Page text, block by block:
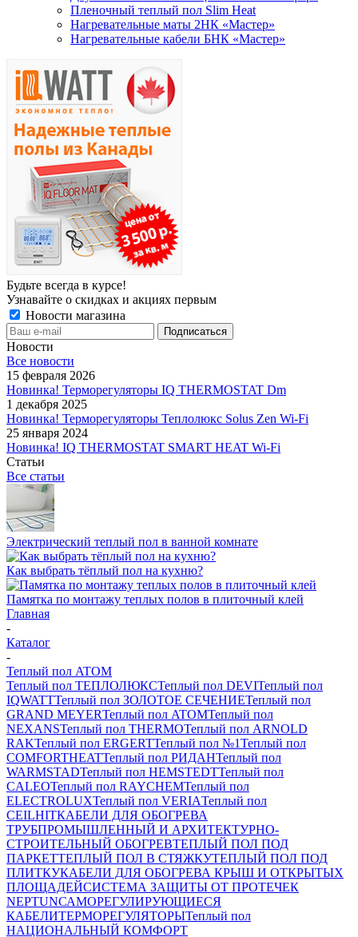
Пленочный теплый пол Slim Heat
Нагревательные маты 2НК «Мастер»
Нагревательные кабели БНК «Мастер»
Будьте всегда в курсе!
Узнавайте о скидках и акциях первым
Новости магазина
Новости
Все новости
15 февраля 2026
Новинка! Терморегуляторы IQ THERMOSTAT Dm
1 декабря 2025
Новинка! Терморегуляторы Теплолюкс Solus Zen Wi-Fi
25 января 2024
Новинка! IQ THERMOSTAT SMART HEAT Wi-Fi
Статьи
Все статьи
Электрический теплый пол в ванной комнате
Как выбрать тёплый пол на кухню?
Памятка по монтажу теплых полов в плиточный клей
Главная
-
Каталог
-
Теплый пол ATOM
Теплый пол ТЕПЛОЛЮКСТеплый пол DEVIТеплый пол
IQWATTТеплый пол ЗОЛОТОЕ СЕЧЕНИЕТеплый пол
GRAND MEYERТеплый пол ATOMТеплый пол
NEXANSТеплый пол THERMOТеплый пол ARNOLD
RAKТеплый пол ERGERTТеплый пол №1Теплый пол
COMFORTHEATТеплый пол РИДАНТеплый пол
WARMSTADТеплый пол HEMSTEDTТеплый пол
CALEOТеплый пол RAYCHEMТеплый пол
ELECTROLUXТеплый пол VERIAТеплый пол
CEILHITКАБЕЛИ ДЛЯ ОБОГРЕВА
ТРУБПРОМЫШЛЕННЫЙ И АРХИТЕКТУРНО-
СТРОИТЕЛЬНЫЙ ОБОГРЕВТЕПЛЫЙ ПОЛ ПОД
ПАРКЕТТЕПЛЫЙ ПОЛ В СТЯЖКУТЕПЛЫЙ ПОЛ ПОД
ПЛИТКУКАБЕЛИ ДЛЯ ОБОГРЕВА КРЫШ И ОТКРЫТЫХ
ПЛОЩАДЕЙСИСТЕМА ЗАЩИТЫ ОТ ПРОТЕЧЕК
NEPTUNСАМОРЕГУЛИРУЮЩИЕСЯ
КАБЕЛИТЕРМОРЕГУЛЯТОРЫТеплый пол
НАЦИОНАЛЬНЫЙ КОМФОРТ